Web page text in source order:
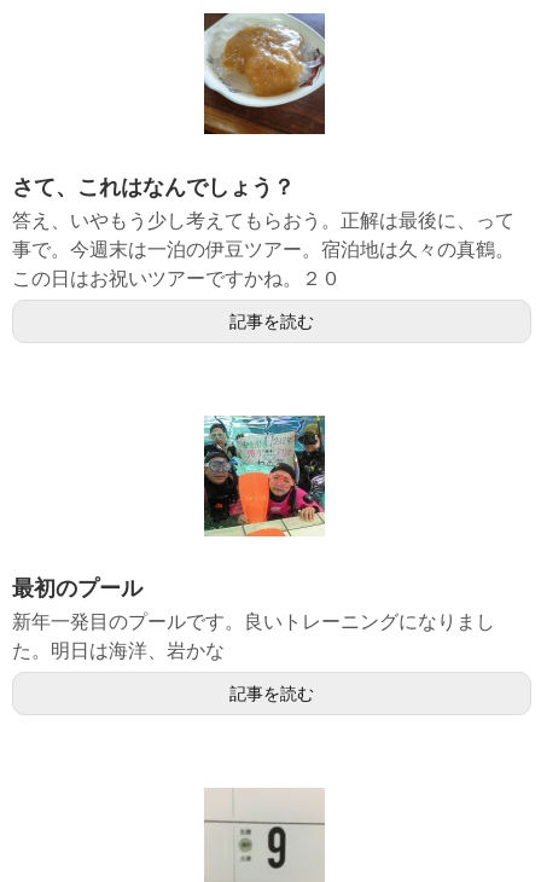
さて、これはなんでしょう？
答え、いやもう少し考えてもらおう。正解は最後に、って
事で。今週末は一泊の伊豆ツアー。宿泊地は久々の真鶴。
この日はお祝いツアーですかね。２０
記事を読む
最初のプール
新年一発目のプールです。良いトレーニングになりまし
た。明日は海洋、岩かな
記事を読む